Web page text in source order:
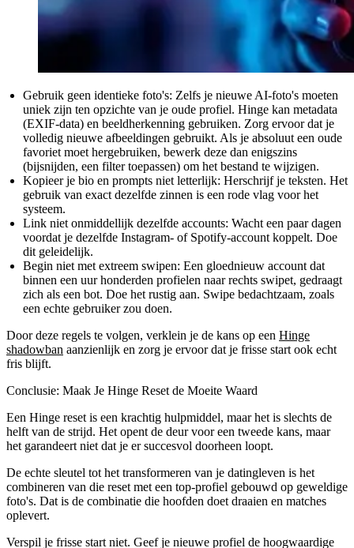
Gebruik geen identieke foto's: Zelfs je nieuwe AI-foto's moeten
uniek zijn ten opzichte van je oude profiel. Hinge kan metadata
(EXIF-data) en beeldherkenning gebruiken. Zorg ervoor dat je
volledig nieuwe afbeeldingen gebruikt. Als je absoluut een oude
favoriet moet hergebruiken, bewerk deze dan enigszins
(bijsnijden, een filter toepassen) om het bestand te wijzigen.
Kopieer je bio en prompts niet letterlijk: Herschrijf je teksten. Het
gebruik van exact dezelfde zinnen is een rode vlag voor het
systeem.
Link niet onmiddellijk dezelfde accounts: Wacht een paar dagen
voordat je dezelfde Instagram- of Spotify-account koppelt. Doe
dit geleidelijk.
Begin niet met extreem swipen: Een gloednieuw account dat
binnen een uur honderden profielen naar rechts swipet, gedraagt
zich als een bot. Doe het rustig aan. Swipe bedachtzaam, zoals
een echte gebruiker zou doen.
Door deze regels te volgen, verklein je de kans op een Hinge
shadowban aanzienlijk en zorg je ervoor dat je frisse start ook echt
fris blijft.
Conclusie: Maak Je Hinge Reset de Moeite Waard
Een Hinge reset is een krachtig hulpmiddel, maar het is slechts de
helft van de strijd. Het opent de deur voor een tweede kans, maar
het garandeert niet dat je er succesvol doorheen loopt.
De echte sleutel tot het transformeren van je datingleven is het
combineren van die reset met een top-profiel gebouwd op geweldige
foto's. Dat is de combinatie die hoofden doet draaien en matches
oplevert.
Verspil je frisse start niet. Geef je nieuwe profiel de hoogwaardige